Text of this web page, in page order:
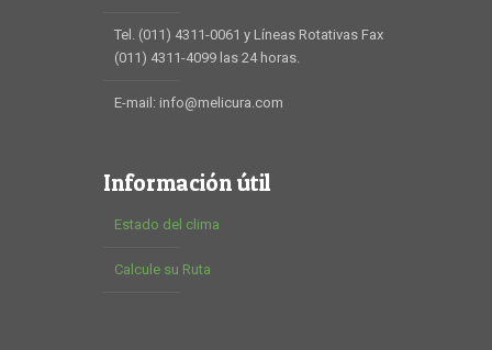
Tel. (011) 4311-0061 y Líneas Rotativas Fax
(011) 4311-4099 las 24 horas.
E-mail: info@melicura.com
Información útil
Estado del clima
Calcule su Ruta